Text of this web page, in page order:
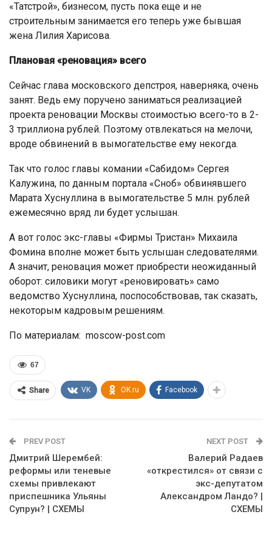
«Татстрой», бизнесом, пусть пока еще и не
строительным занимается его теперь уже бывшая
жена Лилия Харисова.
Плановая «реновация» всего
Сейчас глава московского депстроя, наверняка, очень
занят. Ведь ему поручено заниматься реализацией
проекта реновации Москвы стоимостью всего-то в 2-
3 триллиона рублей. Поэтому отвлекаться на мелочи,
вроде обвинений в вымогательстве ему некогда.
Так что голос главы комании «Сабидом» Сергея
Калужина, по данным портала «Сноб» обвинявшего
Марата Хуснуллина в вымогательстве 5 млн. рублей
ежемесячно вряд ли будет услышан.
А вот голос экс-главы «Фирмы Тристан» Михаила
Фомина вполне может быть услышан следователями.
А значит, реновация может приобрести неожиданный
оборот: силовики могут «реновировать» само
ведомство Хуснуллина, поспособствовав, так сказать,
некоторым кадровым решениям.
По материалам: moscow-post.com
67
Share VK OK.ru Facebook
PREV POST
Дмитрий Шерембей:
реформы или теневые
схемы привлекают
приспешника Ульяны
Супрун? | СХЕМЫ
NEXT POST
Валерий Радаев
«открестился» от связи с
экс-депутатом
Александром Ландо? |
СХЕМЫ